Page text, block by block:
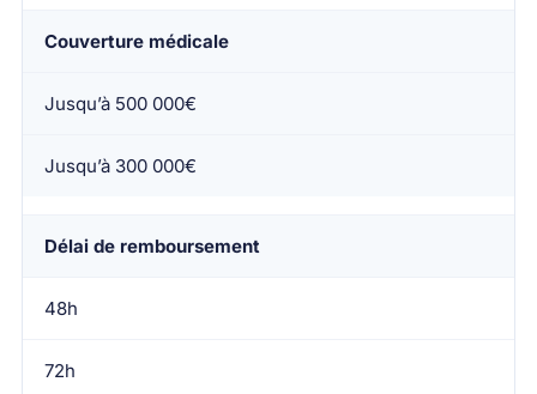
Couverture médicale
Jusqu’à 500 000€
Jusqu’à 300 000€
Délai de remboursement
48h
72h